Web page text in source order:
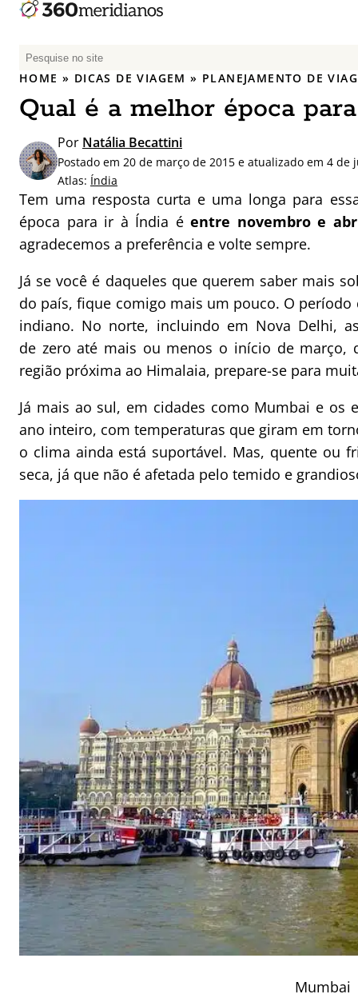
P
e
q
i
s
r
p
o
:
HOME » DICAS DE VIAGEM » PLANEJAMENTO DE
Qual é a melhor época
Por Natália Becattini
Postado em 20 de março de 2015 e atualizado em 4 de
Atlas: Índia
Tem uma resposta curta e uma longa para
época para ir à Índia éentre novembro e
agradecemos a preferência e volte sempre.
Já se você é daqueles que querem saber mais
do país, fique comigo mais um pouco. O
indiano. No norte, incluindo em Nova Delhi,
de zero até mais ou menos o início de março,
região próxima ao Himalaia, prepare-se para
Já mais ao sul, em cidades como Mumbai e os
ano inteiro, com temperaturas que giram em
o clima ainda está suportável. Mas, quente ou
seca, já que não é afetada pelo temido e
Mumbai